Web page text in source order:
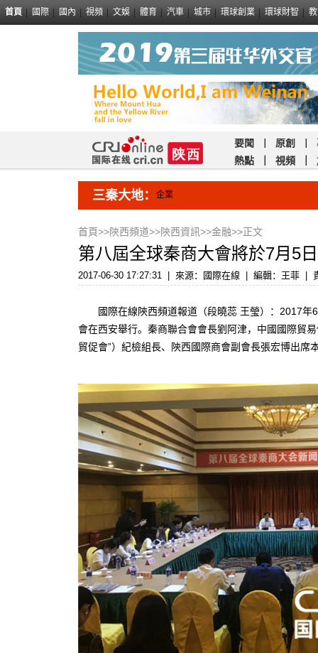
首頁 國際 國內 視頻 文娛 體育 汽車 城市 環球創業 環球財智
要聞 原創
熱點
視頻
三秦大地： 企業
首頁>>陝西頻道>>陝西資訊>>金融>>正文
第八屆全球秦商大會將於7月5
2017-06-30 17:27:31 來源：國際在線 編輯：王菲
國際在線陝西頻道報道（段曉蕊 王瑩）：2017年6
會在西安舉行。秦商聯合會會長劉阿津，中國國際貿
貿促會”）紀檢組長、陝西國際商會副會長張宏博出席